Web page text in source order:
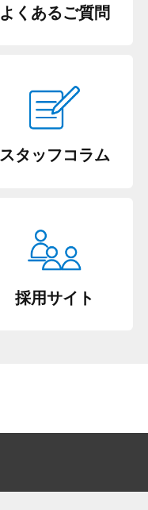
よくあるご質問
スタッフコラム
採用サイト